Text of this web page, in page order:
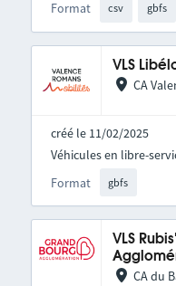
Format csv gbfs
VLS
CA
créé le 11/02/2025
Format gbfs
Véhicules en libre-
VLS
CA du